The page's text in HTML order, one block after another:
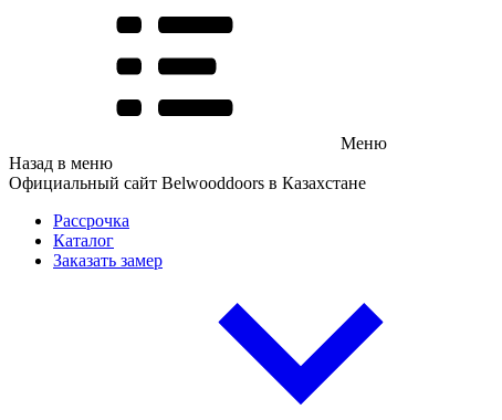
Меню
Назад в меню
Официальный сайт Belwooddoors в Казахстане
Рассрочка
Каталог
Заказать замер